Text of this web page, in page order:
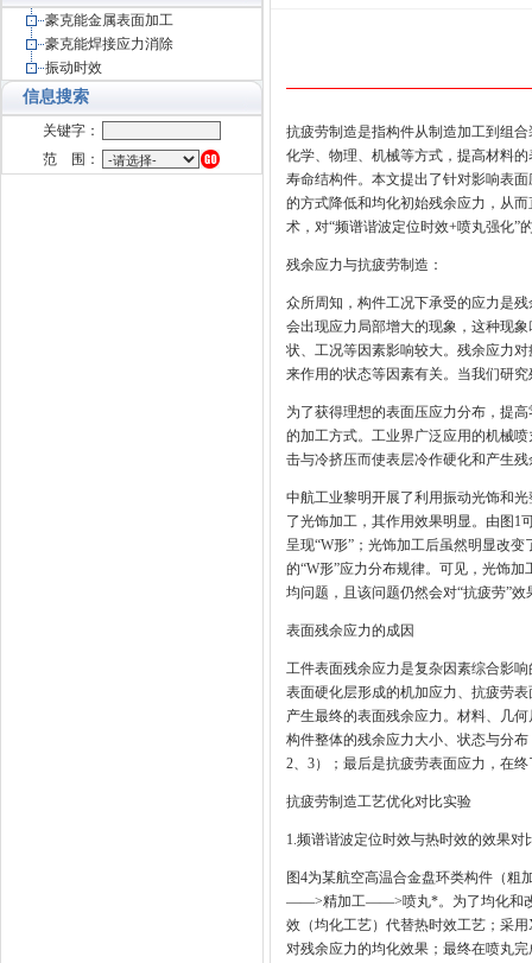
豪克能金属表面加工
豪克能焊接应力消除
振动时效
信息搜索
关键字：
范 围：
抗疲劳制造是指构件从制造加工到组
化学、物理、机械等方式，提高材料
寿命结构件。本文提出了针对影响表
的方式降低和均化初始残余应力，从
术，对“频谱谐波定位时效+喷丸强化”
残余应力与抗疲劳制造：
众所周知，构件工况下承受的应力是
会出现应力局部增大的现象，这种现
状、工况等因素影响较大。残余应力
来作用的状态等因素有关。当我们研
为了获得理想的表面压应力分布，提
的加工方式。工业界广泛应用的机械
击与冷挤压而使表层冷作硬化和产生残
中航工业黎明开展了利用振动光饰和
了光饰加工，其作用效果明显。由图1
呈现“W形”；光饰加工后虽然明显改
的“W形”应力分布规律。可见，光饰
均问题，且该问题仍然会对“抗疲劳”效
表面残余应力的成因
工件表面残余应力是复杂因素综合影
表面硬化层形成的机加应力、抗疲劳
产生最终的表面残余应力。材料、几
构件整体的残余应力大小、状态与分
2、3）；最后是抗疲劳表面应力，在
抗疲劳制造工艺优化对比实验
1.频谱谐波定位时效与热时效的效果对
图4为某航空高温合金盘环类构件
——>精加工——>喷丸*。为了均化和改
效（均化工艺）代替热时效工艺；采
对残余应力的均化效果；最终在喷丸